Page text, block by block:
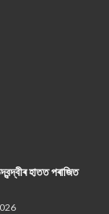
হাতত পৰাজিত